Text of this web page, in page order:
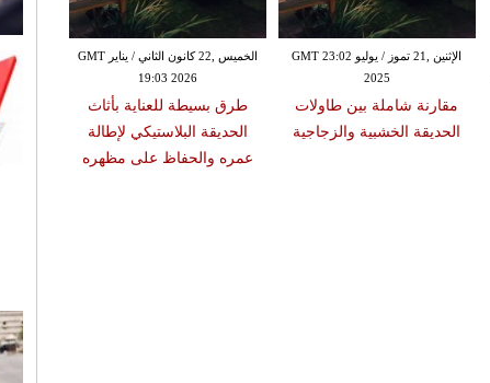
الخميس ,22 كانون الثاني / يناير GMT
19:03 2026
طرق بسيطة للعناية بأثاث
الحديقة البلاستيكي لإطالة
عمره والحفاظ على مظهره
الإثنين ,21 تموز / يوليو GMT 23:02
2025
مقارنة شاملة بين طاولات
الحديقة الخشبية والزجاجية